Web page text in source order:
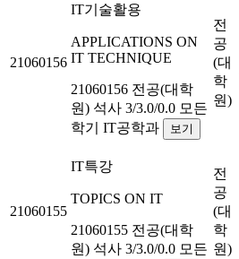
21060156
IT기술활용
APPLICATIONS ON
IT TECHNIQUE
21060156 전공(대학
원) 석사 3/3.0/0.0 모든
학기
IT공학과 보기
전
공
(대
학
원)
21060155
IT특강
TOPICS ON IT
21060155 전공(대학
원) 석사 3/3.0/0.0 모든
전
공
(대
학
원)